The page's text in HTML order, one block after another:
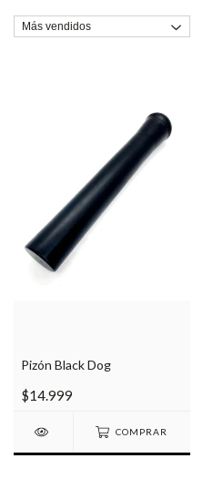
Pizón Black Dog
$14.999
COMPRAR